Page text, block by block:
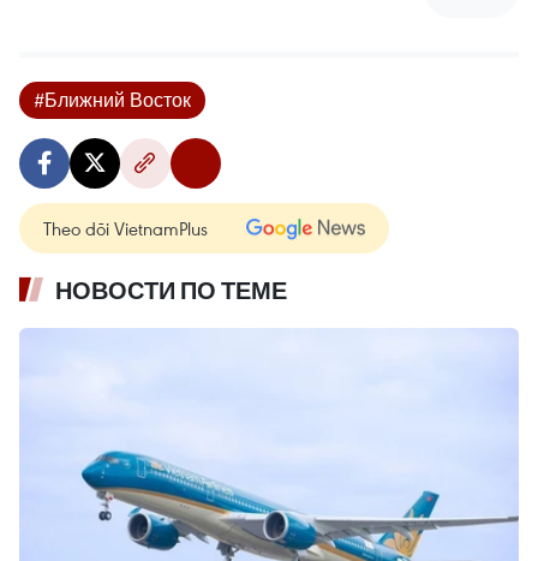
#Ближний Восток
Theo dõi VietnamPlus
НОВОСТИ ПО ТЕМЕ